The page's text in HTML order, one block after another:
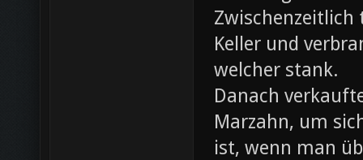
Zwischenzeitlich
Keller und
welcher stank.
Danach
Marzahn, um
ist, wenn man